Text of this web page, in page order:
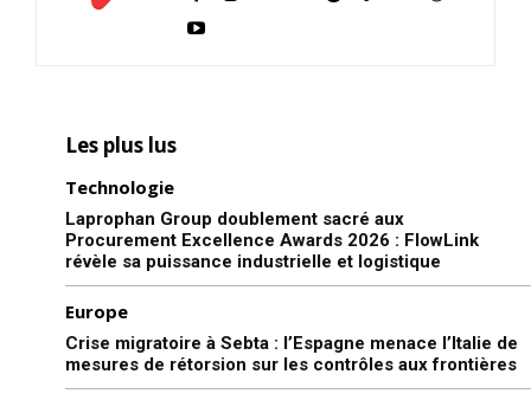
Insee : Pas encore de reprise
coronavirus
18 September 2020
messages clés de Saïd
Ibrahimi sur TV5 Monde
Les plus lus
Technologie
Laprophan Group doublement sacré aux
Procurement Excellence Awards 2026 : FlowLink
révèle sa puissance industrielle et logistique
Europe
Crise migratoire à Sebta : l’Espagne menace l’Italie de
mesures de rétorsion sur les contrôles aux frontières